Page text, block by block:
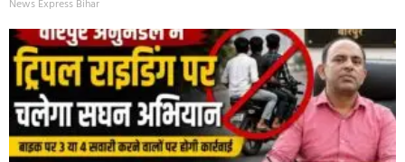
News Express Bihar